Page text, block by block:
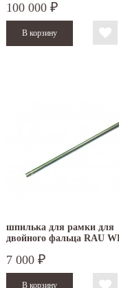
100 000 ₽
шпилька для рамки для
двойного фальца RAU
7 000 ₽